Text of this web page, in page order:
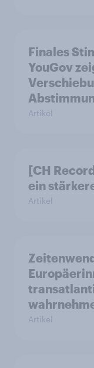
Finales
YouGov
Artikel
[CH
ein
Artikel
Artikel